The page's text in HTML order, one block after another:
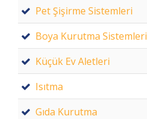
Pet Şişirme Sistemleri
Boya Kurutma Sistemleri
Küçük Ev Aletleri
Isıtma
Gıda Kurutma